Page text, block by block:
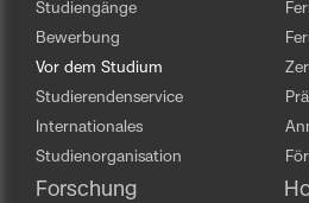
Studiengänge
Bewerbung
Vor dem Studium
Studierendenservice
Internationales
Studienorganisation
Forschung